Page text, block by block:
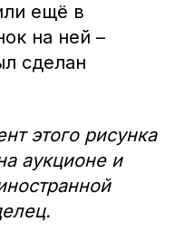
ещё в
на ней –
сделан
этого рисунка
аукционе и